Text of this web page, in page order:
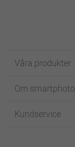
Våra produkter
Fotokort
Fotoböcker
Om smartphoto
För affiliates
Kundservice